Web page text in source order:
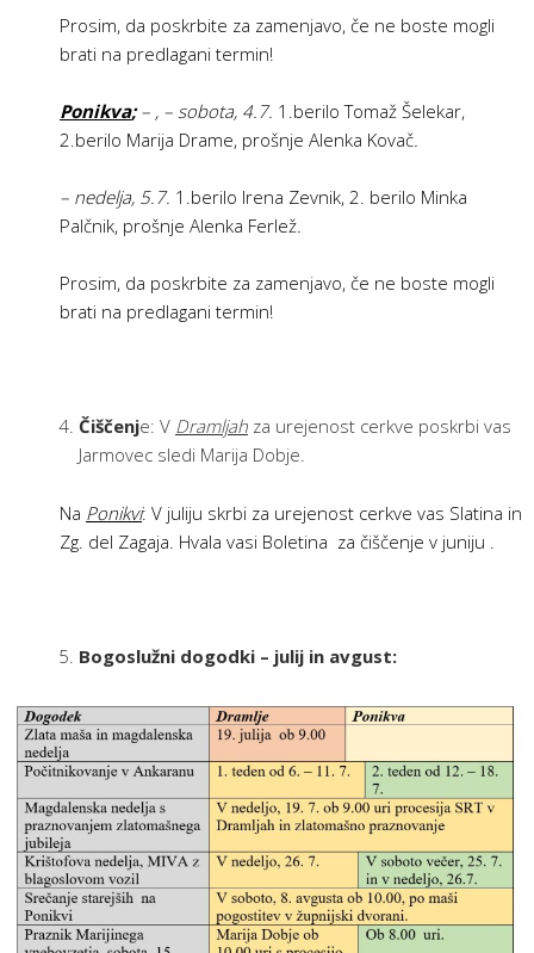
Prosim, da poskrbite za zamenjavo, če ne boste mogli
brati na predlagani termin!
Ponikva;– , – sobota, 4.7. 1.berilo Tomaž Šelekar,
2.berilo Marija Drame, prošnje Alenka Kovač
– nedelja, 5.7. 1.berilo Irena Zevnik, 2. berilo Minka
Palčnik, prošnje Alenka Ferlež
Prosim, da poskrbite za zamenjavo, če ne boste mogli
brati na predlagani termin!
Čiščenje: V Dramljah za urejenost cerkve poskrbi vas
Jarmovec sledi Marija Dobje.
Na Ponikvi: V juliju skrbi za urejenost cerkve vas Slatina in
Zg. del Zagaja. Hvala vasi Boletina za čiščenje v juniju .
Bogoslužni dogodki – julij in avgust: